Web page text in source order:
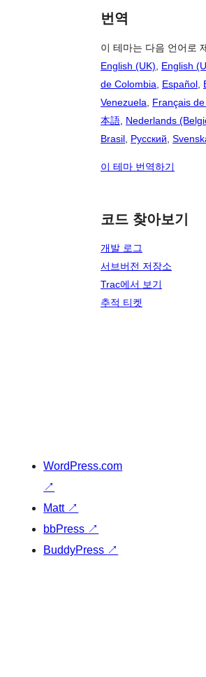
번역
이 테마는 다음 언어로
English (UK)
English
de Colombia
Español
Venezuela
Français
本語 Nederlands
Brasil Русский
이 테마 번역하기
코드 찾아보기
개발 로그
서브버전 저장소
Trac에서 보기
추적 티켓
WordPress.com
↗
Matt ↗
bbPress ↗
BuddyPress ↗